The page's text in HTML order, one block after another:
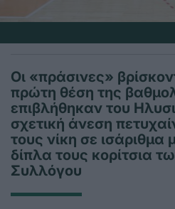
Οι «πράσινες»
πρώτη θέση της
επιβλήθηκαν του
σχετική άνεση
τους νίκη σε ισάριθμα
δίπλα τους κορίτσια
Συλλόγου